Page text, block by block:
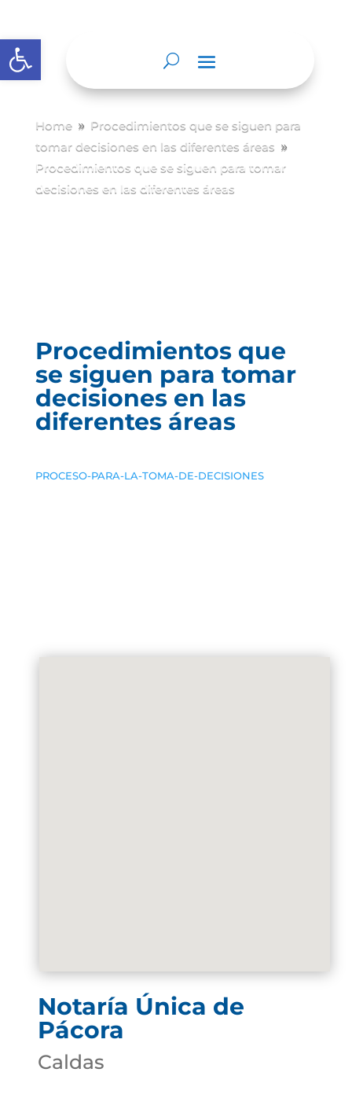
Abrir barra de herramientas
Home 9 Procedimientos que se siguen para
tomar decisiones en las diferentes áreas 9
Procedimientos que se siguen para tomar
decisiones en las diferentes áreas
Procedimientos que
se siguen para tomar
decisiones en las
diferentes áreas
PROCESO-PARA-LA-TOMA-DE-DECISIONES
Notaría Única de
Pácora
Caldas